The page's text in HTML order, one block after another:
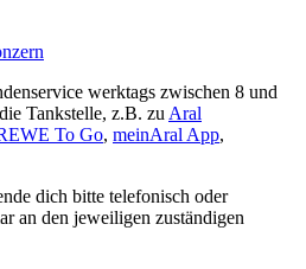
werktags zwischen 8 und
Tankstelle, z.B. zu Aral
To Go, meinAral App,
dich bitte telefonisch oder
an den jeweiligen zuständigen